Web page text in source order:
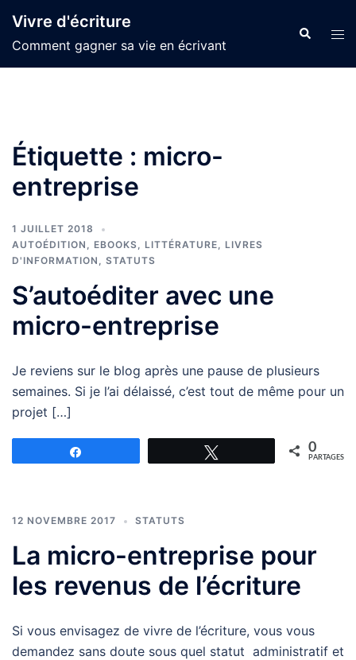
contenu
Vivre d'écriture
Comment gagner sa vie en écrivant
Étiquette : micro-
entreprise
1 JUILLET 2018
AUTOÉDITION , EBOOKS, LITTÉRATURE, LIVRES
D'INFORMATION , STATUTS
S’autoéditer avec une
micro-entreprise
Je reviens sur le blog après une pause de plusieurs
semaines. Si je l’ai délaissé, c’est tout de même pour un
projet […]
0
PARTAGES
12 NOVEMBRE 2017 STATUTS
La micro-entreprise pour
les revenus de l’écriture
Si vous envisagez de vivre de l’écriture, vous vous
demandez sans doute sous quel statut administratif et